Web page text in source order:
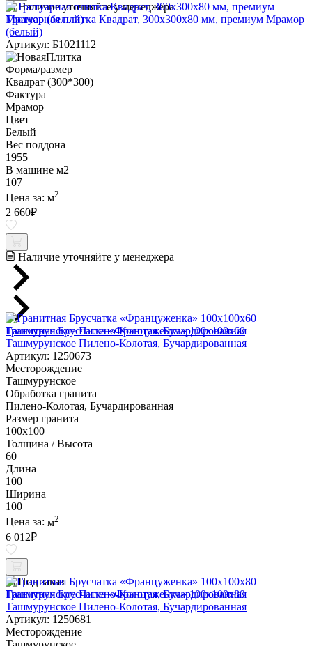
Наличие уточняйте у менеджера
Тротуарная плитка Квадрат, 300х300х80 мм, премиум Мрамор
(белый)
Артикул: Б1021112
Форма/размер
Квадрат (300*300)
Фактура
Мрамор
Цвет
Белый
Вес поддона
1955
В машине м2
107
Цена за: м2
2 660₽
Наличие уточняйте у менеджера
Гранитная Брусчатка «Француженка» 100х100x60
Ташмурунское Пилено-Колотая, Бучардированная
Артикул: 1250673
Месторождение
Ташмурунское
Обработка гранита
Пилено-Колотая, Бучардированная
Размер гранита
100х100
Толщина / Высота
60
Длина
100
Ширина
100
Цена за: м2
6 012₽
Под заказ
Гранитная Брусчатка «Француженка» 100х100x80
Ташмурунское Пилено-Колотая, Бучардированная
Артикул: 1250681
Месторождение